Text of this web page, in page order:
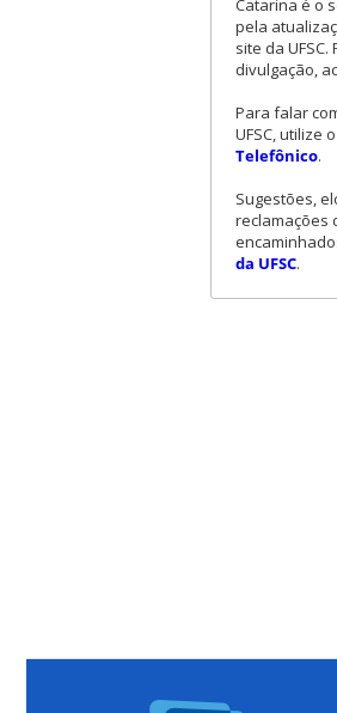
Catarina é o
pela
site da
divulgação,
Para falar
UFSC, utilize o
Telefônico.
Sugestões,
reclamações
da UFSC.